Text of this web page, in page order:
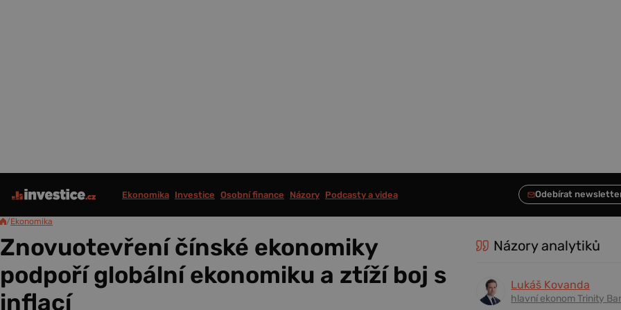
Ekonomika Investice Osobní finance Názory Podcasty a videa
/Ekonomika
Znovuotevření čínské ekonomiky
podpoří globální ekonomiku a ztíží boj s
inflací
Názory analytiků
Lukáš Kovanda
hlavní ekonom Trinity